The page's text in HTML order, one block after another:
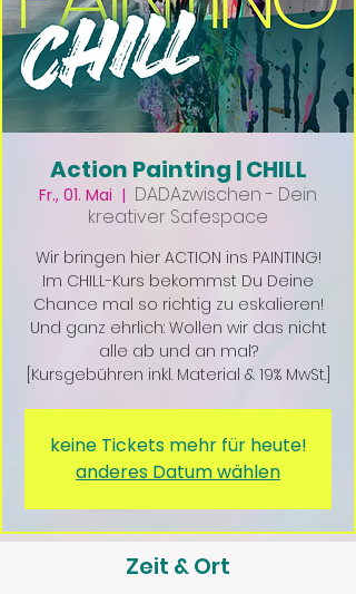
Action Painting | CHILL
Fr., 01. Mai
  |
DADAzwischen - Dein
kreativer Safespace
Wir bringen hier ACTION ins PAINTING!
Im CHILL-Kurs bekommst Du Deine
Chance mal so richtig zu eskalieren!
Und ganz ehrlich: Wollen wir das nicht
alle ab und an mal?
[Kursgebühren inkl. Material & 19% MwSt.]
keine Tickets mehr für heute!
anderes Datum wählen
Zeit & Ort